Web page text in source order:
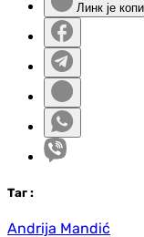
Линк је
Таг :
Andrija Mandić